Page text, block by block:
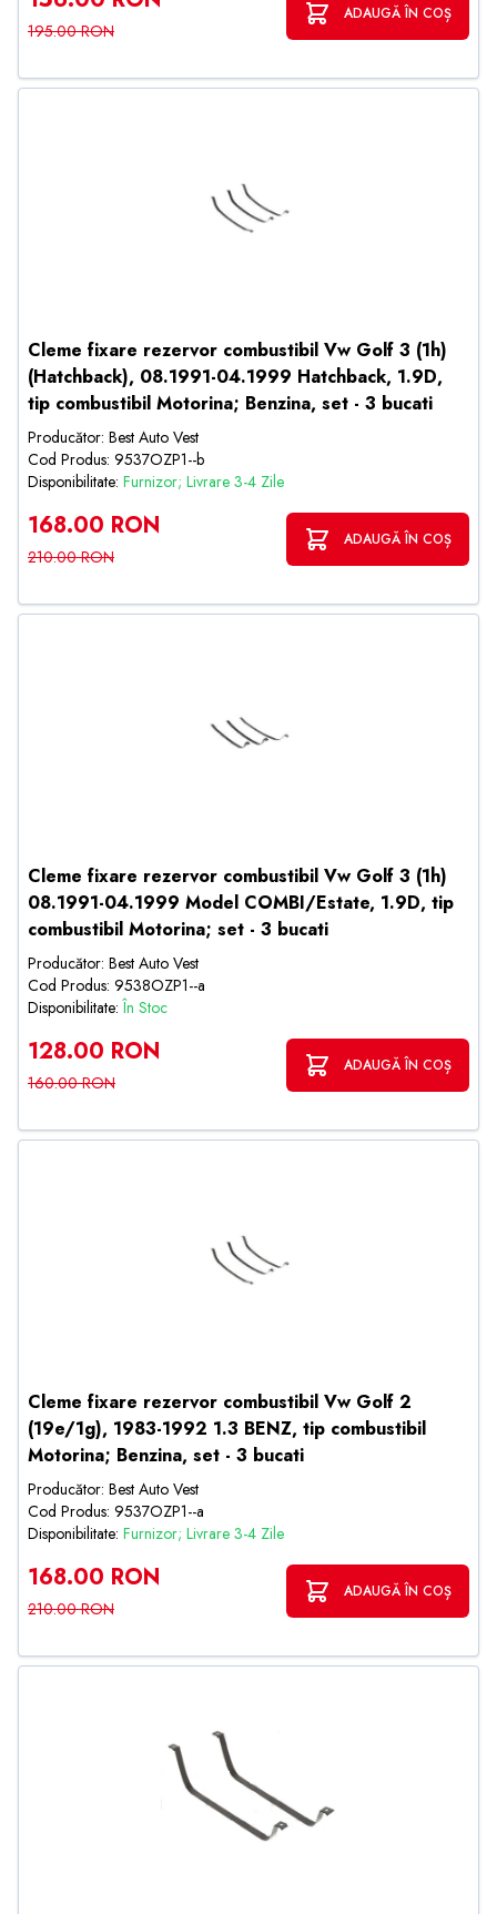
195.00 RON
ADAUGĂ ÎN COȘ
Cleme fixare rezervor combustibil Vw Golf 3 (1h)
(Hatchback), 08.1991-04.1999 Hatchback, 1.9D,
tip combustibil Motorina; Benzina, set - 3 bucati
Producător: Best Auto Vest
Cod Produs: 9537OZP1--b
Disponibilitate: Furnizor; Livrare 3-4 Zile
168.00 RON
210.00 RON
ADAUGĂ ÎN COȘ
Cleme fixare rezervor combustibil Vw Golf 3 (1h)
08.1991-04.1999 Model COMBI/Estate, 1.9D, tip
combustibil Motorina; set - 3 bucati
Producător: Best Auto Vest
Cod Produs: 9538OZP1--a
Disponibilitate:În Stoc
128.00 RON
160.00 RON
ADAUGĂ ÎN COȘ
Cleme fixare rezervor combustibil Vw Golf 2
(19e/1g), 1983-1992 1.3 BENZ, tip combustibil
Motorina; Benzina, set - 3 bucati
Producător: Best Auto Vest
Cod Produs: 9537OZP1--a
Disponibilitate: Furnizor; Livrare 3-4 Zile
168.00 RON
210.00 RON
ADAUGĂ ÎN COȘ